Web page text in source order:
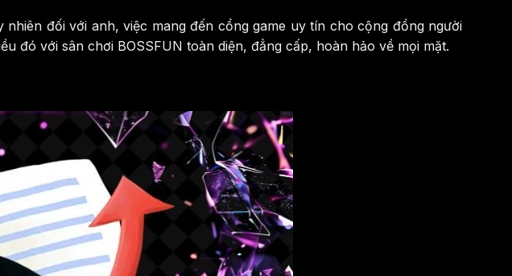
đối với anh, việc mang đến cổng game uy tín cho cộng đồng người
đó với sân chơi BOSSFUN toàn diện, đẳng cấp, hoàn hảo về mọi mặt.